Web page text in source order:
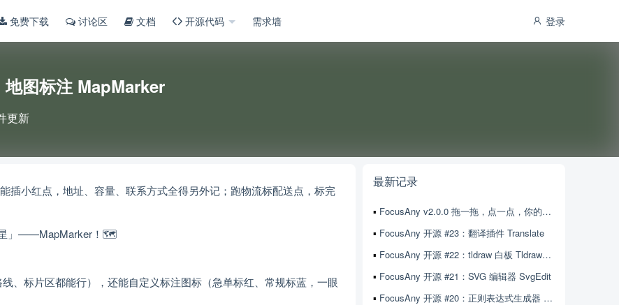
登录
免费下载 讨论区 文档 开源代码 需求墙
图标注 MapMarker
更新
插小红点，地址、容量、联系方式全得另外记；跑物流标配送点，标完
星」——MapMarker！🗺️
、标片区都能行），还能自定义标注图标（急单标红、常规标蓝，一眼
最新记录
FocusAny v2.0.0 拖一拖，点一点，你的自动化工作流就搭好了
FocusAny 开源 #23：翻译插件 Translate
FocusAny 开源 #22：tldraw 白板 TldrawEditor
FocusAny 开源 #21：SVG 编辑器 SvgEdit
FocusAny 开源 #20：正则表达式生成器 RegexGenerator